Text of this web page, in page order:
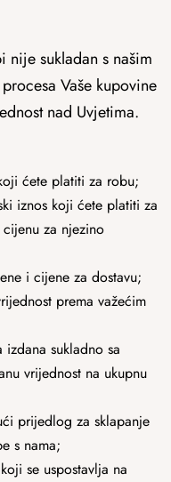
sukladan s našim
Vaše kupovine
nad Uvjetima.
ćete platiti za robu;
iznos koji ćete platiti za
za njezino
i cijene za dostavu;
prema važećim
sukladno sa
vrijednost na ukupnu
prijedlog za sklapanje
s nama;
se uspostavlja na